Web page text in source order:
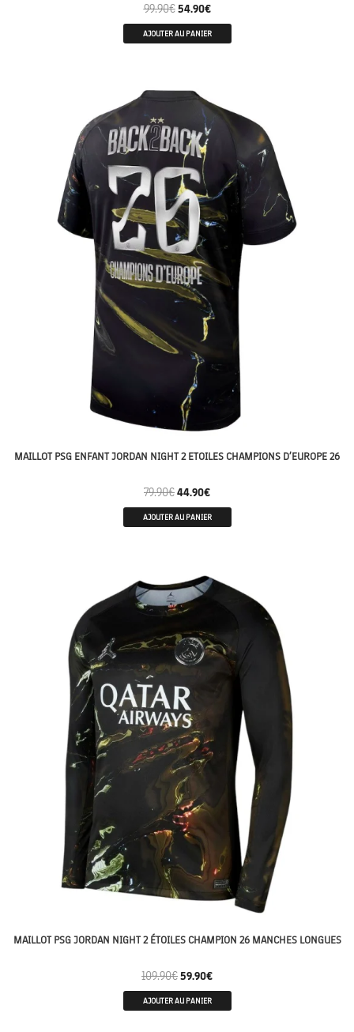
99.90€ 54.90€
AJOUTER AU PANIER
MAILLOT PSG ENFANT JORDAN NIGHT 2 ETOILES CHAMPIONS D’EUROPE 26
79.90€44.90€
AJOUTER AU PANIER
MAILLOT PSG JORDAN NIGHT 2 ÉTOILES CHAMPION 26 MANCHES LONGUES
109.90€59.90€
AJOUTER AU PANIER